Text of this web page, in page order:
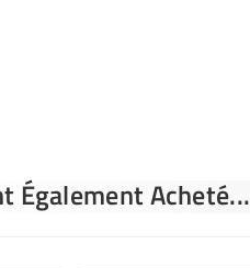
Également Acheté...